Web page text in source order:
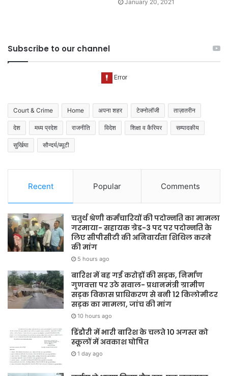
January 20, 2021
Subscribe to our channel
Court & Crime Home अपना शहर टेक्नोलॉजी ताज़ातरीन
देश मध्य प्रदेश राजनीति विदेश शिक्षा व कैरियर सम्पादकीय
सुर्खिया सौन्दर्य/ब्यूटी
Recent Popular Comments
चतुर्थ श्रेणी कर्मचारियों की पदोन्नति का मामला
गरमाया- सहायक ग्रेड-3 पद पर पदोन्नति के
लिए सीपीसीटी की अनिवार्यता शिथिल करने
की मांग
5 hours ago
बारिश में बह गई करोड़ों की सड़क, निर्माण
गुणवत्ता पर उठे सवाल- प्रधानमंत्री ग्रामीण
सड़क विकास प्राधिकरण से बनी 12 किलोमीटर
सड़क का मामला, जांच की मांग
10 hours ago
डिंडौरी में भारी बारिश के चलते 10 अगस्त को
स्कूलों में अवकाश घोषित
1 day ago